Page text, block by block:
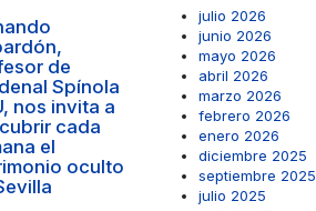
de
Spínola
nos invita a
cada
el
oculto
julio 2026
junio 2026
mayo 2026
abril 2026
marzo 2026
febrero 2026
enero 2026
diciembre 2025
septiembre 2025
julio 2025